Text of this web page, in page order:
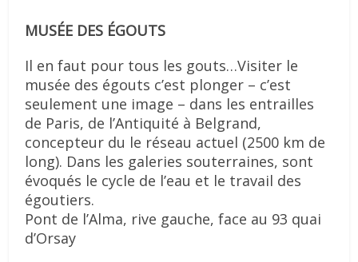
MUSÉE DES ÉGOUTS
Il en faut pour tous les gouts…Visiter le
musée des égouts c’est plonger – c’est
seulement une image – dans les entrailles
de Paris, de l’Antiquité à Belgrand,
concepteur du le réseau actuel (2500 km de
long). Dans les galeries souterraines, sont
évoqués le cycle de l’eau et le travail des
égoutiers.
Pont de l’Alma, rive gauche, face au 93 quai
d’Orsay